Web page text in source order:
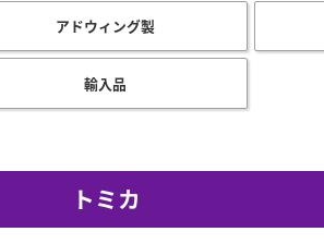
アドウィング製
輸入品
トミカ